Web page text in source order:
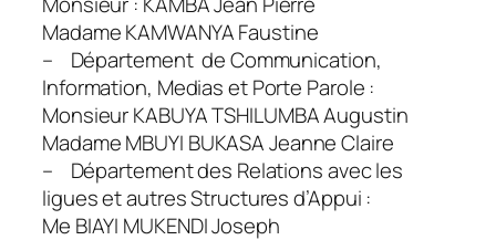
Madame KAMWANYA Faustine
– Département de Communication,
Information, Medias et Porte Parole :
Monsieur KABUYA TSHILUMBA Augustin
Madame MBUYI BUKASA Jeanne Claire
– Département des Relations avec les
ligues et autres Structures d’Appui :
Me BIAYI MUKENDI Joseph